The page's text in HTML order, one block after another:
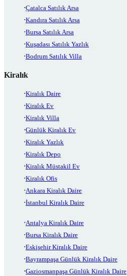
Çatalca Satılık Arsa
Kandıra Satılık Arsa
Bursa Satılık Arsa
Kuşadası Satılık Yazlık
Bodrum Satılık Villa
Kiralık
Kiralık Daire
Kiralık Ev
Kiralık Villa
Günlük Kiralık Ev
Kiralık Yazlık
Kiralık Depo
Kiralık Müstakil Ev
Kiralık Ofis
Ankara Kiralık Daire
İstanbul Kiralık Daire
Antalya Kiralık Daire
Bursa Kiralık Daire
Eskişehir Kiralık Daire
Bayrampaşa Günlük Kiralık Daire
Gaziosmanpaşa Günlük Kiralık Daire